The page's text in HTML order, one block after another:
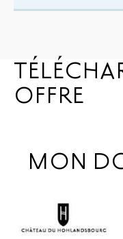
OFFRE
MON